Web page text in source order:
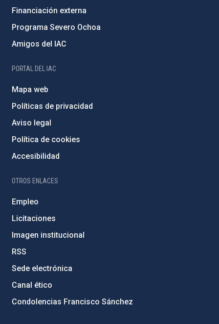
Financiación externa
Programa Severo Ochoa
Amigos del IAC
PORTAL DEL IAC
Mapa web
Políticas de privacidad
Aviso legal
Política de cookies
Accesibilidad
OTROS ENLACES
Empleo
Licitaciones
Imagen institucional
RSS
Sede electrónica
Canal ético
Condolencias Francisco Sánchez